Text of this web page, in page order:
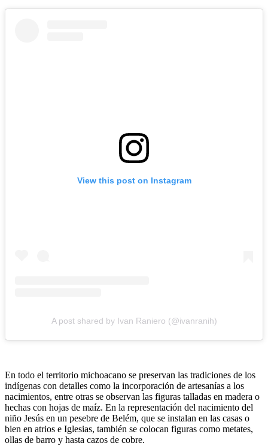
View this post on Instagram
A post shared by Ivan Raniero (@ivanranih)
En todo el territorio michoacano se preservan las tradiciones de los
indígenas con detalles como la incorporación de artesanías a los
nacimientos, entre otras se observan las figuras talladas en madera o
hechas con hojas de maíz. En la representación del nacimiento del
niño Jesús en un pesebre de Belém, que se instalan en las casas o
bien en atrios e Iglesias, también se colocan figuras como metates,
ollas de barro y hasta cazos de cobre.